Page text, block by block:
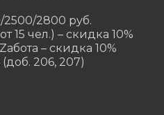
2500/2800 руб.
15 чел.) – скидка 10%
– скидка 10%
206, 207)